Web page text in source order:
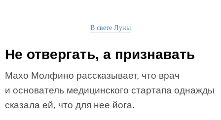
В свете Луны
Не отвергать, а признавать
Махо Молфино рассказывает, что врач
и основатель медицинского стартапа однажды
сказала ей, что для нее йога.